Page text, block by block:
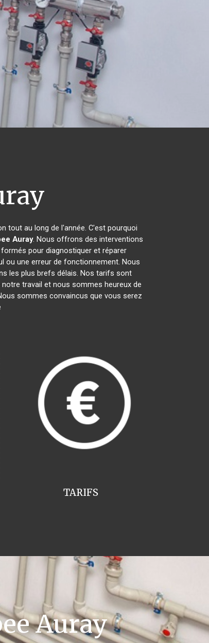
tout au long de l'année. C'est pourquoi
Auray. Nous offrons des interventions
pour diagnostiquer et réparer
ou une erreur de fonctionnement. Nous
les plus brefs délais. Nos tarifs sont
travail et nous sommes heureux de
sommes convaincus que vous serez
TARIFS
Auray